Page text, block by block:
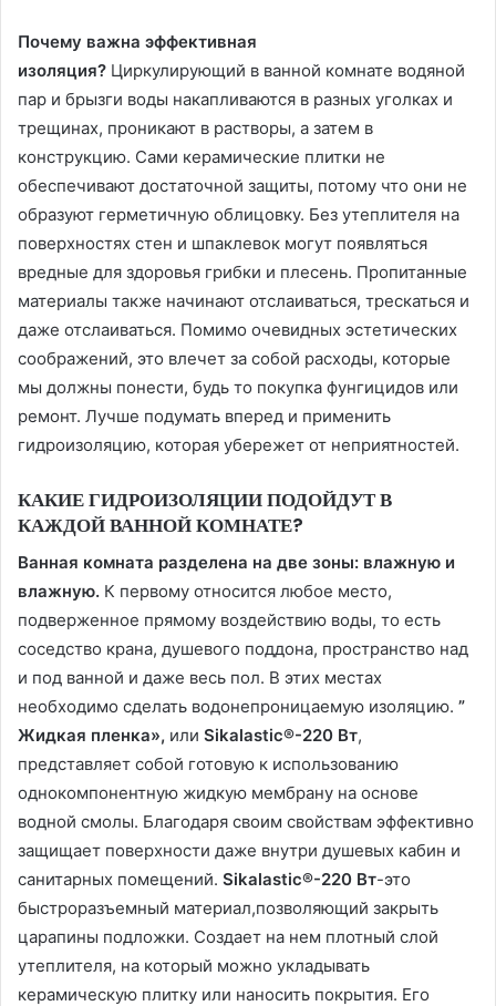
Почему важна эффективная
изоляция? Циркулирующий в ванной комнате водяной
пар и брызги воды накапливаются в разных уголках и
трещинах, проникают в растворы, а затем в
конструкцию. Сами керамические плитки не
обеспечивают достаточной защиты, потому что они не
образуют герметичную облицовку. Без утеплителя на
поверхностях стен и шпаклевок могут появляться
вредные для здоровья грибки и плесень. Пропитанные
материалы также начинают отслаиваться, трескаться и
даже отслаиваться. Помимо очевидных эстетических
соображений, это влечет за собой расходы, которые
мы должны понести, будь то покупка фунгицидов или
ремонт. Лучше подумать вперед и применить
гидроизоляцию, которая убережет от неприятностей.
КАКИЕ ГИДРОИЗОЛЯЦИИ ПОДОЙДУТ В
КАЖДОЙ ВАННОЙ КОМНАТЕ?
Ванная комната разделена на две зоны: влажную и
влажную. К первому относится любое место,
подверженное прямому воздействию воды, то есть
соседство крана, душевого поддона, пространство над
и под ванной и даже весь пол. В этих местах
необходимо сделать водонепроницаемую изоляцию. ”
Жидкая пленка», или Sikalastic®-220 Вт,
представляет собой готовую к использованию
однокомпонентную жидкую мембрану на основе
водной смолы. Благодаря своим свойствам эффективно
защищает поверхности даже внутри душевых кабин и
санитарных помещений. Sikalastic®-220 Вт-это
быстроразъемный материал,позволяющий закрыть
царапины подложки. Создает на нем плотный слой
утеплителя, на который можно укладывать
керамическую плитку или наносить покрытия. Его